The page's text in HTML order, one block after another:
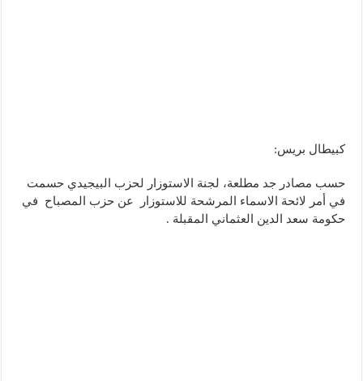
كبيطال بريس:
حسب مصادر جد مطلعة، لجنة الاستوزار لحزب البيجيدي حسمت
في أمر لائحة الاسماء المرشحة للاستوزار عن حزب المصباح في
حكومة سعد الدين العثماني المقبلة .